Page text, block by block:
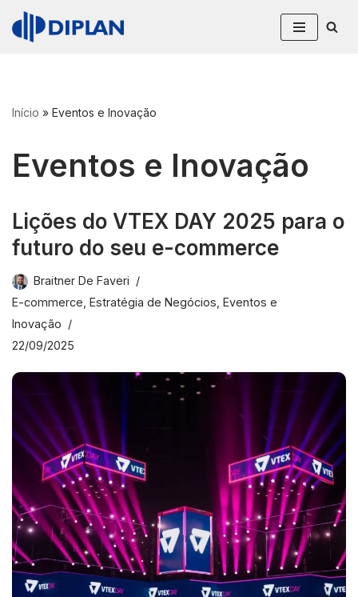
Pular
conteúdo
Início » Eventos e Inovação
Eventos e Inovação
Lições do VTEX DAY 2025 para o
futuro do seu e-commerce
Braitner De Faveri
E-commerce Estratégia de Negócios Eventos e
Inovação
22/09/2025